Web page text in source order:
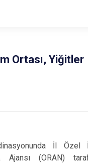
Ortası, Yiğitler
İl
Ajansı (ORAN)